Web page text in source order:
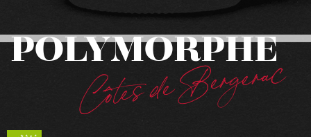
POLYMORPHE
Côtes de Bergerac